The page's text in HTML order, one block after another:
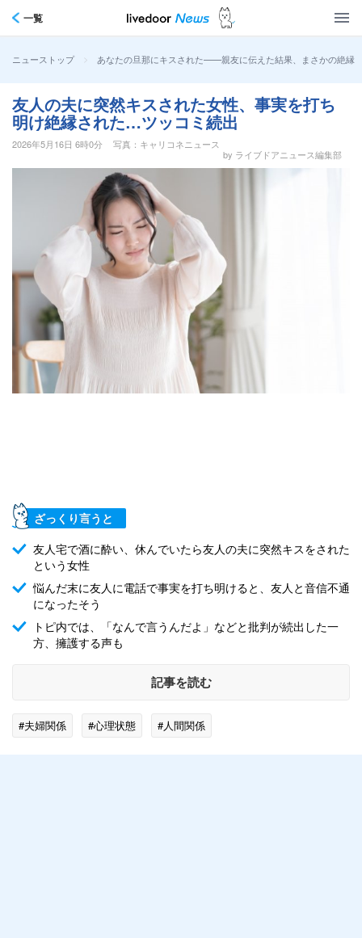
一覧
ニューストップ > あなたの旦那にキスされた――親友に伝えた結果、まさかの絶縁
友人の夫に突然キスされた女性、事実を打ち
明け絶縁された…ツッコミ続出
2026年5月16日 6時0分
写真：キャリコネニュース
by ライブドアニュース編集部
ざっくり言うと
友人宅で酒に酔い、休んでいたら友人の夫に突然キスをされた
という女性
悩んだ末に友人に電話で事実を打ち明けると、友人と音信不通
になったそう
トピ内では、「なんで言うんだよ」などと批判が続出した一
方、擁護する声も
記事を読む
#夫婦関係 #心理状態 #人間関係